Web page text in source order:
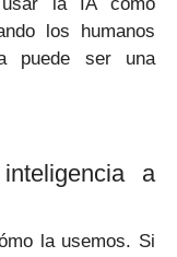
los humanos
puede ser una
a
la usemos. Si